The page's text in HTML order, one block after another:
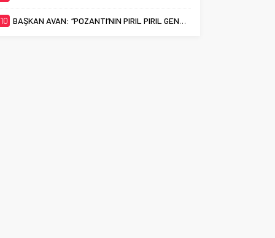
10 BAŞKAN AVAN: “POZANTI’NIN PIRIL PIRIL GENÇLERİ EN İYİ ÜNİVERSİTELERİ HAK EDİYOR”